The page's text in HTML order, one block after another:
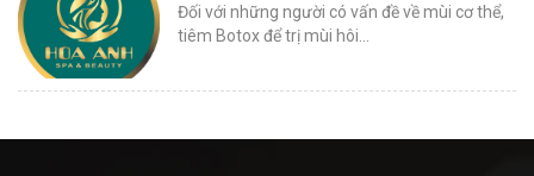
Đối với những người có vấn đề về mùi cơ thể,
tiêm Botox để trị mùi hôi...